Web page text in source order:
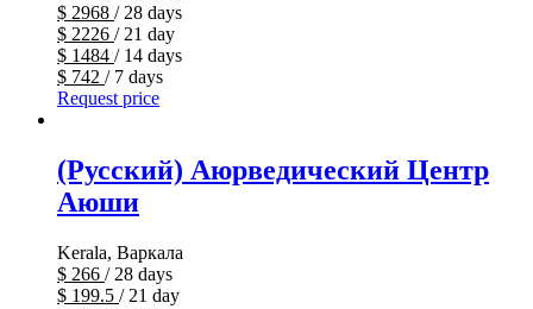
$ 2968 / 28 days
$ 2226 / 21 day
$ 1484 / 14 days
$ 742 / 7 days
Request price
(Русский) Аюрведический Центр
Аюши
Kerala, Варкала
$ 266 / 28 days
$ 199.5 / 21 day